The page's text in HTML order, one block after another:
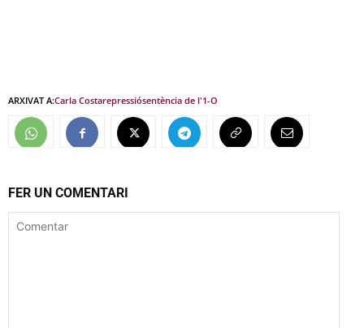
ARXIVAT A:Carla Costarepressiósentència de l'1-O
FER UN COMENTARI